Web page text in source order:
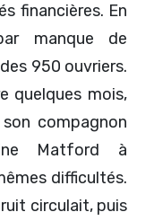
financières. En
manque de
950 ouvriers.
quelques mois,
compagnon
Matford à
difficultés.
circulait, puis